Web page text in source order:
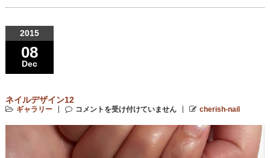
2015
08
Dec
ネイルデザイン12
ギャラリー コメントを受け付けていません cherish-nail